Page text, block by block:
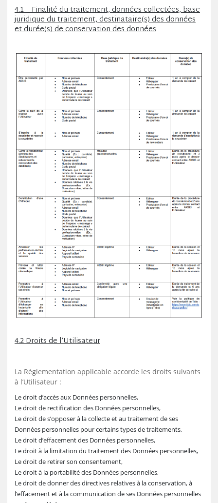
4.1 – Finalité du traitement, données collectées, base
juridique du traitement, destinataire(s) des données
et durée(s) de conservation des données
4.2 Droits de l’Utilisateur
La Réglementation applicable accorde les droits suivants
à l’Utilisateur :
Le droit d’accès aux Données personnelles,
Le droit de rectification des Données personnelles,
Le droit de s’opposer à la collecte et au traitement de ses
Données personnelles pour certains types de traitements,
Le droit d’effacement des Données personnelles,
Le droit à la limitation du traitement des Données personnelles,
Le droit de retirer son consentement,
Le droit à la portabilité des Données personnelles,
Le droit de donner des directives relatives à la conservation, à
l’effacement et à la communication de ses Données personnelles